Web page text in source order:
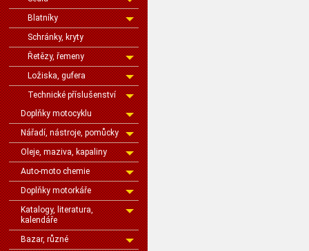
Blatníky
Schránky, kryty
Řetězy, řemeny
Ložiska, gufera
Technické příslušenství
Doplňky motocyklu
Nářadí, nástroje, pomůcky
Oleje, maziva, kapaliny
Auto-moto chemie
Doplňky motorkáře
Katalogy, literatura,
kalendáře
Bazar, různé